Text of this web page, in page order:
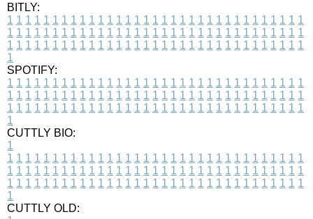
BITLY:
1 1 1 1 1 1 1 1 1 1 1 1 1 1 1 1 1 1 1 1 1 1 1 1 1 1 1 1 1 1 1 1 1
1 1 1 1 1 1 1 1 1 1 1 1 1 1 1 1 1 1 1 1 1 1 1 1 1 1 1 1 1 1 1 1 1
1 1 1 1 1 1 1 1 1 1 1 1 1 1 1 1 1 1 1 1 1 1 1 1 1 1 1 1 1 1 1 1 1
1
SPOTIFY:
1 1 1 1 1 1 1 1 1 1 1 1 1 1 1 1 1 1 1 1 1 1 1 1 1 1 1 1 1 1 1 1 1
1 1 1 1 1 1 1 1 1 1 1 1 1 1 1 1 1 1 1 1 1 1 1 1 1 1 1 1 1 1 1 1 1
1 1 1 1 1 1 1 1 1 1 1 1 1 1 1 1 1 1 1 1 1 1 1 1 1 1 1 1 1 1 1 1 1
1
CUTTLY BIO:
1
1 1 1 1 1 1 1 1 1 1 1 1 1 1 1 1 1 1 1 1 1 1 1 1 1 1 1 1 1 1 1 1 1
1 1 1 1 1 1 1 1 1 1 1 1 1 1 1 1 1 1 1 1 1 1 1 1 1 1 1 1 1 1 1 1 1
1 1 1 1 1 1 1 1 1 1 1 1 1 1 1 1 1 1 1 1 1 1 1 1 1 1 1 1 1 1 1 1 1
1
CUTTLY OLD: